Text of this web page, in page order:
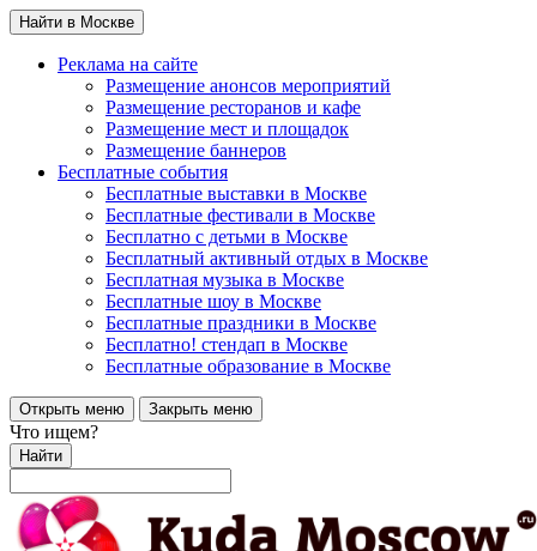
Найти в Москве
Реклама на сайте
Размещение анонсов мероприятий
Размещение ресторанов и кафе
Размещение мест и площадок
Размещение баннеров
Бесплатные события
Бесплатные выставки в Москве
Бесплатные фестивали в Москве
Бесплатно с детьми в Москве
Бесплатный активный отдых в Москве
Бесплатная музыка в Москве
Бесплатные шоу в Москве
Бесплатные праздники в Москве
Бесплатно! стендап в Москве
Бесплатные образование в Москве
Открыть меню Закрыть меню
Что ищем?
Найти